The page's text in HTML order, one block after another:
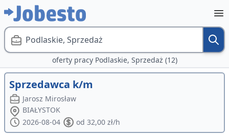
Podlaskie, Sprzedaż
oferty pracy Podlaskie, Sprzedaż (12)
Sprzedawca k/m
Jarosz Mirosław
BIAŁYSTOK
2026-08-04
od 32,00 zł/h